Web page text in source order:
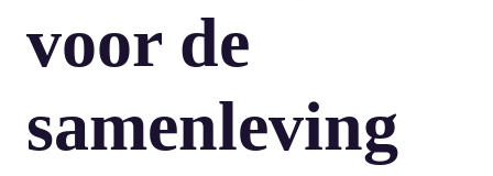
voor de
samenleving